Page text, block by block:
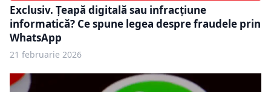
Exclusiv. Țeapă digitală sau infracțiune
informatică? Ce spune legea despre fraudele prin
WhatsApp
21 februarie 2026